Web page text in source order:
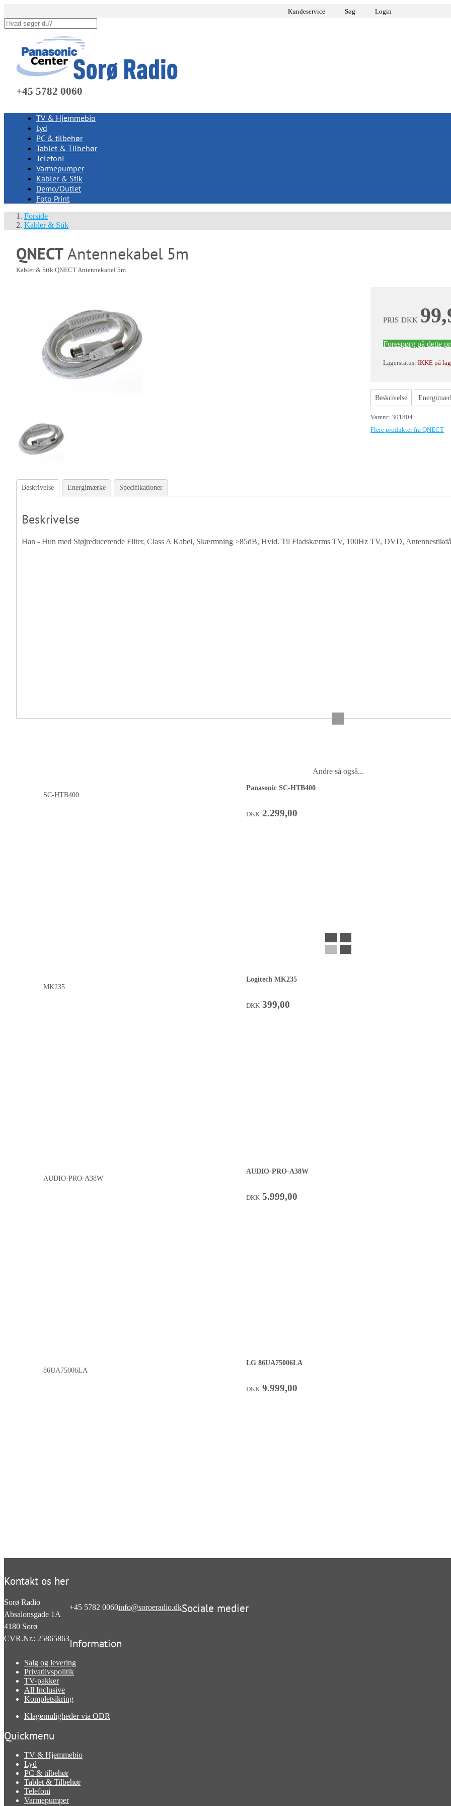
Kundeservice Søg Login
+45 5782 0060
TV & Hjemmebio
Lyd
PC & tilbehør
Tablet & Tilbehør
Telefoni
Varmepumper
Kabler & Stik
Demo/Outlet
Foto Print
Forside
Kabler & Stik
QNECTAntennekabel 5m
Kabler & Stik QNECT Antennekabel 5m
PRIS DKK
Forespørg på dette
Lagerstatus: IKKE på
Beskrivelse
Varenr: 301804
Flere produkter fra QNECT
Beskrivelse Energimærke Specifikationer
Beskrivelse
Han - Hun med Støjreducerende Filter, Class A Kabel, Skærmning >85dB, Hvid. Til Fladskærms TV, 100Hz TV, DVD,
Andre så også...
SC-HTB400
Panasonic SC-HTB400
DKK 2.299,00
MK235
Logitech MK235
DKK 399,00
AUDIO-PRO-A38W
AUDIO-PRO-A38W
DKK 5.999,00
86UA75006LA
LG 86UA75006LA
DKK 9.999,00
Kontakt os her
Sorø Radio
Absalonsgade 1A
4180 Sorø
CVR.Nr.: 25865863
+45 5782 0060info@soroeradio.dkSociale medier
Information
Salg og levering
Privatlivspolitik
TV-pakker
All Inclusive
Kompletsikring
Klagemuligheder via ODR
Quickmenu
TV & Hjemmebio
Lyd
PC & tilbehør
Tablet & Tilbehør
Telefoni
Varmepumper